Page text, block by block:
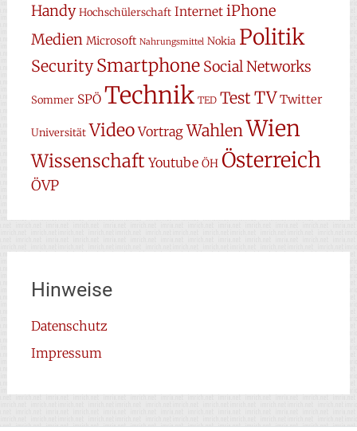
Handy Hochschülerschaft Internet iPhone
Medien Microsoft Nahrungsmittel Nokia Politik
Security Smartphone Social Networks
Sommer SPÖ Technik TED Test TV Twitter
Universität Video Vortrag Wahlen Wien
Wissenschaft Youtube ÖH Österreich
ÖVP
Hinweise
Datenschutz
Impressum